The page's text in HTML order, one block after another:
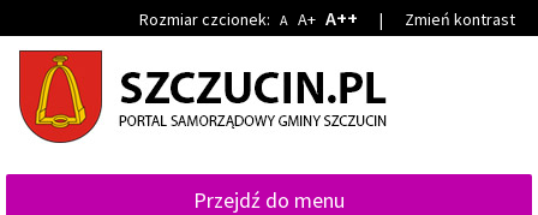
do
głównej
treści
do
wyszukiwarki
Rozmiar czcionek: A A+ A++ | Zmień kontrast
Przejdź do menu